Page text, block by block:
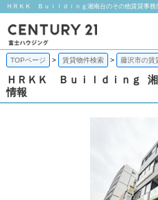
ＨＲＫＫ Ｂｕｉｌｄｉｎｇ湘南台のその他賃貸事
TOPページ 賃貸物件検索 藤沢市の賃
ＨＲＫＫ Ｂｕｉｌｄｉｎｇ
情報